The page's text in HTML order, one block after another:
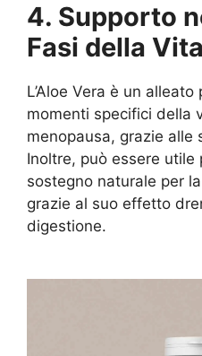
4. Supporto
Fasi della Vita
L’Aloe Vera è un
momenti specifici della
menopausa, grazie alle
Inoltre, può essere utile
sostegno naturale per
grazie al suo effetto
digestione.